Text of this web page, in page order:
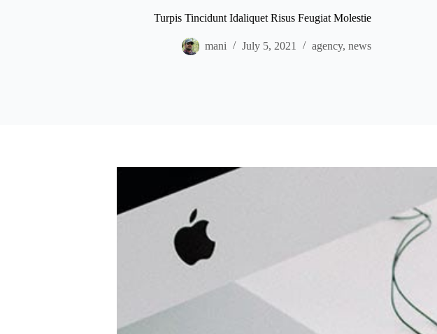
Turpis Tincidunt Idaliquet Risus Feugiat Molestie
mani July 5, 2021 agency, news